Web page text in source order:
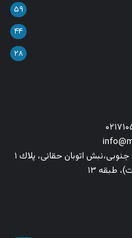
۵۹
۴۴
۲۸
آدرس: تهران - خیابان میرداماد، خیابان مصدق جنوبی،نبش اتوبان حقانی، پلاك ١
طبقه ۱۳